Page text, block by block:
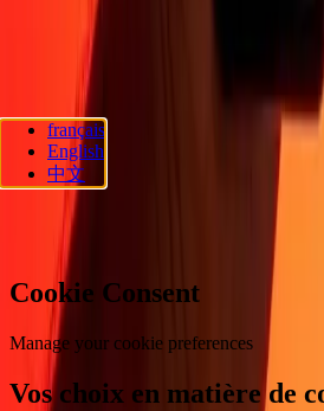
d'accessibilité
Suivez-nous
Ria Lithuania UAB. © 2026 Dandelion
réservés.
Préférences en matière de cookies
français
English
中文
Cookie Consent
Manage your cookie preferences
Vos choix en matière de